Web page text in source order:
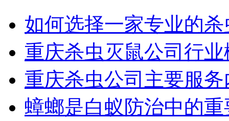
如何选择一家专业的杀
重庆杀虫灭鼠公司行业
重庆杀虫公司主要服务
蟑螂是白蚁防治中的重